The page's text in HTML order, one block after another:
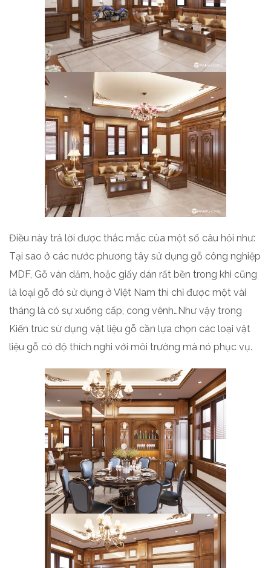
Điều này trả lời được thắc mắc của một số câu hỏi như:
Tại sao ở các nước phương tây sử dụng gỗ công nghiệp
MDF, Gỗ ván dăm, hoặc giấy dán rất bền trong khi cũng
là loại gỗ đó sử dụng ở Việt Nam thì chỉ được một vài
tháng là có sự xuống cấp, cong vênh…Như vậy trong
Kiến trúc sử dụng vật liệu gỗ cần lựa chọn các loại vật
liệu gỗ có độ thích nghi với môi trường mà nó phục vụ.